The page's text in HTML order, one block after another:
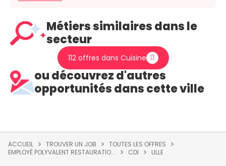
Métiers similaires dans le
secteur
112 offres dans Cuisine
ou découvrez d'autres
opportunités dans cette ville
ACCUEIL TROUVER UN JOB
TOUTES LES OFFRES
EMPLOYÉ POLYVALENT RESTAURATIO...
CDI LILLE